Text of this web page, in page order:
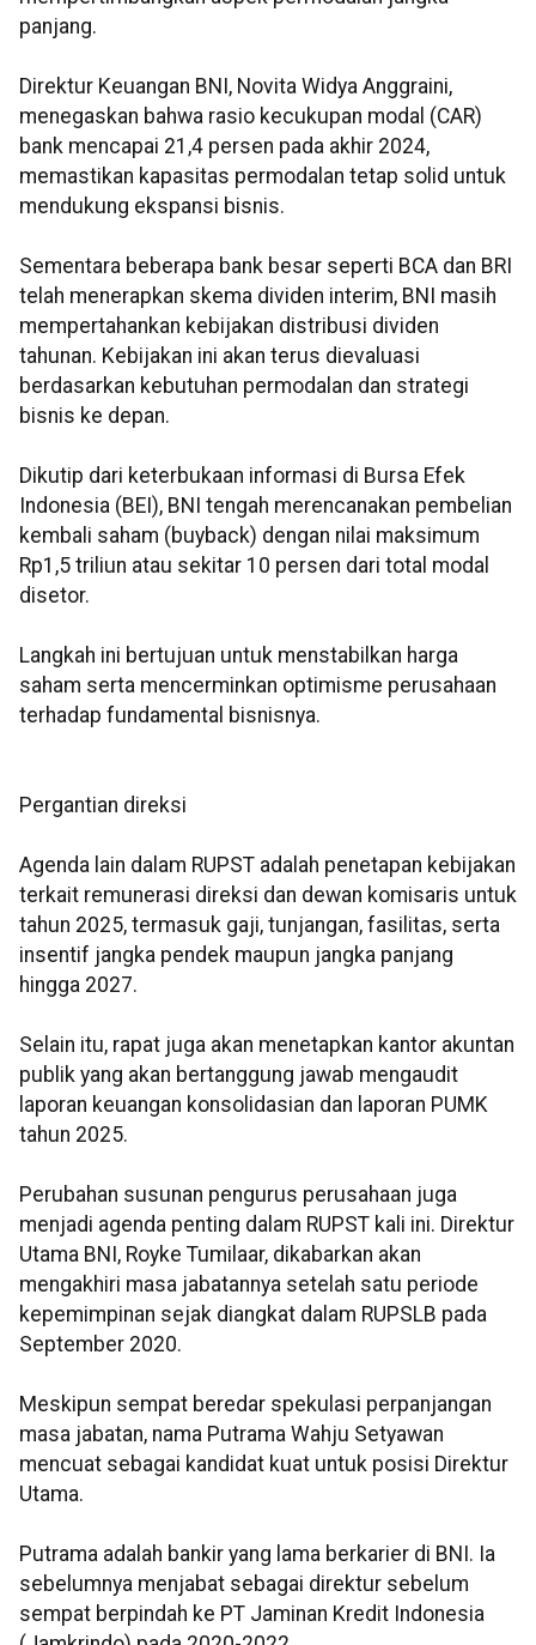
panjang.
Direktur Keuangan BNI, Novita Widya Anggraini,
menegaskan bahwa rasio kecukupan modal (CAR)
bank mencapai 21,4 persen pada akhir 2024,
memastikan kapasitas permodalan tetap solid untuk
mendukung ekspansi bisnis.
Sementara beberapa bank besar seperti BCA dan BRI
telah menerapkan skema dividen interim, BNI masih
mempertahankan kebijakan distribusi dividen
tahunan. Kebijakan ini akan terus dievaluasi
berdasarkan kebutuhan permodalan dan strategi
bisnis ke depan.
Dikutip dari keterbukaan informasi di Bursa Efek
Indonesia (BEI), BNI tengah merencanakan pembelian
kembali saham (buyback) dengan nilai maksimum
Rp1,5 triliun atau sekitar 10 persen dari total modal
disetor.
Langkah ini bertujuan untuk menstabilkan harga
saham serta mencerminkan optimisme perusahaan
terhadap fundamental bisnisnya.
Pergantian direksi
Agenda lain dalam RUPST adalah penetapan kebijakan
terkait remunerasi direksi dan dewan komisaris untuk
tahun 2025, termasuk gaji, tunjangan, fasilitas, serta
insentif jangka pendek maupun jangka panjang
hingga 2027.
Selain itu, rapat juga akan menetapkan kantor akuntan
publik yang akan bertanggung jawab mengaudit
laporan keuangan konsolidasian dan laporan PUMK
tahun 2025.
Perubahan susunan pengurus perusahaan juga
menjadi agenda penting dalam RUPST kali ini. Direktur
Utama BNI, Royke Tumilaar, dikabarkan akan
mengakhiri masa jabatannya setelah satu periode
kepemimpinan sejak diangkat dalam RUPSLB pada
September 2020.
Meskipun sempat beredar spekulasi perpanjangan
masa jabatan, nama Putrama Wahju Setyawan
mencuat sebagai kandidat kuat untuk posisi Direktur
Utama.
Putrama adalah bankir yang lama berkarier di BNI. Ia
sebelumnya menjabat sebagai direktur sebelum
sempat berpindah ke PT Jaminan Kredit Indonesia